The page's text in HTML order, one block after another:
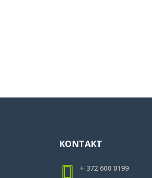
KONTAKT
+ 372 600 0199